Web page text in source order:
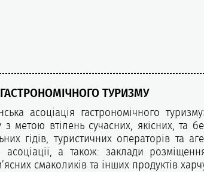
ТУРИЗМУ
асоціація гастрономічного
з метою втілень сучасних, якісних, та
гідів, туристичних операторів та
асоціації, а також: заклади
смаколиків та інших продуктів